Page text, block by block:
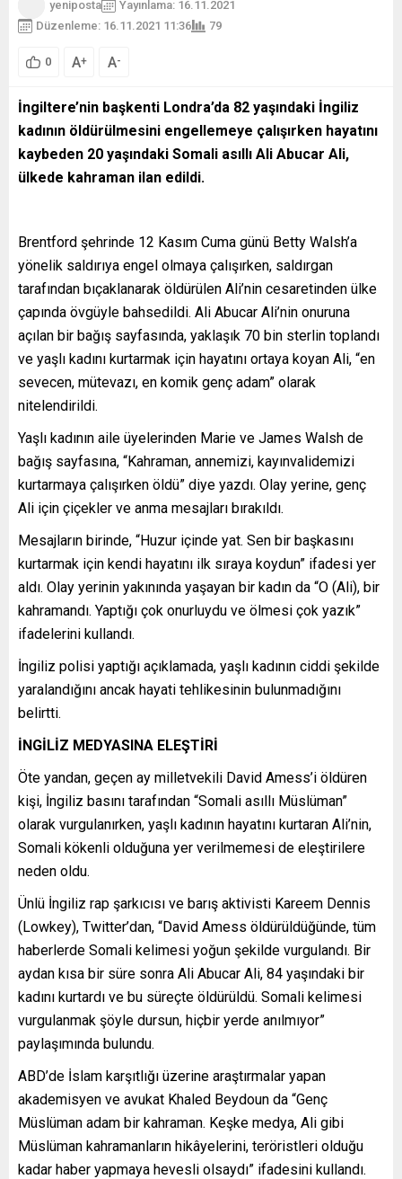
yeniposta
Yayınlama: 16.11.2021
Düzenleme: 16.11.2021 11:36
79
0 A+ A-
İngiltere’nin başkenti Londra’da 82 yaşındaki İngiliz
kadının öldürülmesini engellemeye çalışırken hayatını
kaybeden 20 yaşındaki Somali asıllı Ali Abucar Ali,
ülkede kahraman ilan edildi.
Brentford şehrinde 12 Kasım Cuma günü Betty Walsh’a
yönelik saldırıya engel olmaya çalışırken, saldırgan
tarafından bıçaklanarak öldürülen Ali’nin cesaretinden ülke
çapında övgüyle bahsedildi. Ali Abucar Ali’nin onuruna
açılan bir bağış sayfasında, yaklaşık 70 bin sterlin toplandı
ve yaşlı kadını kurtarmak için hayatını ortaya koyan Ali, “en
sevecen, mütevazı, en komik genç adam” olarak
nitelendirildi.
Yaşlı kadının aile üyelerinden Marie ve James Walsh de
bağış sayfasına, “Kahraman, annemizi, kayınvalidemizi
kurtarmaya çalışırken öldü” diye yazdı. Olay yerine, genç
Ali için çiçekler ve anma mesajları bırakıldı.
Mesajların birinde, “Huzur içinde yat. Sen bir başkasını
kurtarmak için kendi hayatını ilk sıraya koydun” ifadesi yer
aldı. Olay yerinin yakınında yaşayan bir kadın da “O (Ali), bir
kahramandı. Yaptığı çok onurluydu ve ölmesi çok yazık”
ifadelerini kullandı.
İngiliz polisi yaptığı açıklamada, yaşlı kadının ciddi şekilde
yaralandığını ancak hayati tehlikesinin bulunmadığını
belirtti.
İNGİLİZ MEDYASINA ELEŞTİRİ
Öte yandan, geçen ay milletvekili David Amess’i öldüren
kişi, İngiliz basını tarafından “Somali asıllı Müslüman”
olarak vurgulanırken, yaşlı kadının hayatını kurtaran Ali’nin,
Somali kökenli olduğuna yer verilmemesi de eleştirilere
neden oldu.
Ünlü İngiliz rap şarkıcısı ve barış aktivisti Kareem Dennis
(Lowkey), Twitter’dan, “David Amess öldürüldüğünde, tüm
haberlerde Somali kelimesi yoğun şekilde vurgulandı. Bir
aydan kısa bir süre sonra Ali Abucar Ali, 84 yaşındaki bir
kadını kurtardı ve bu süreçte öldürüldü. Somali kelimesi
vurgulanmak şöyle dursun, hiçbir yerde anılmıyor”
paylaşımında bulundu.
ABD’de İslam karşıtlığı üzerine araştırmalar yapan
akademisyen ve avukat Khaled Beydoun da “Genç
Müslüman adam bir kahraman. Keşke medya, Ali gibi
Müslüman kahramanların hikâyelerini, teröristleri olduğu
kadar haber yapmaya hevesli olsaydı” ifadesini kullandı.